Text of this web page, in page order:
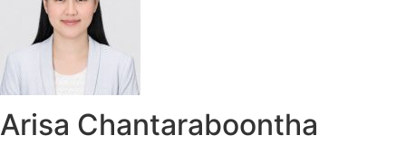
Arisa Chantaraboontha